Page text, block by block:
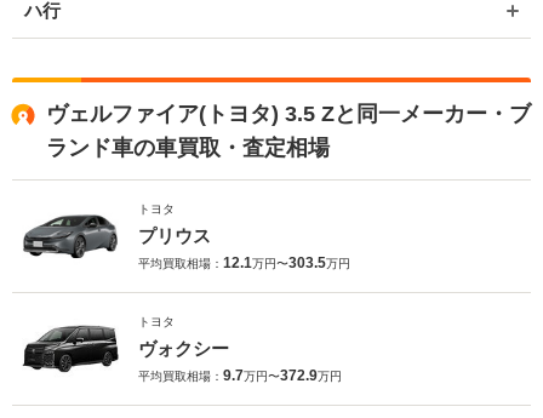
ハ行
ヴェルファイア(トヨタ) 3.5 Zと同一メーカー・ブ
ランド車の車買取・査定相場
トヨタ
プリウス
平均買取相場： 12.1万円〜303.5万円
トヨタ
ヴォクシー
平均買取相場： 9.7万円〜372.9万円